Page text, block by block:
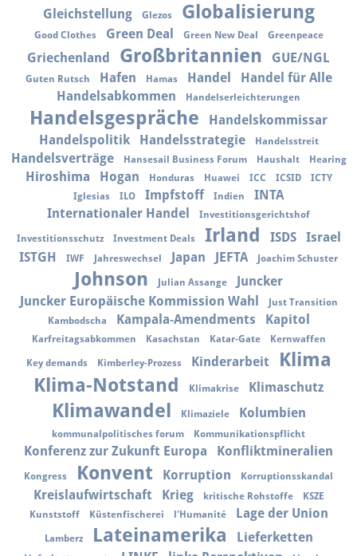
Gleichstellung
Glezos Globalisierung
Good Clothes Green Deal Green New Deal Greenpeace
Griechenland Großbritannien GUE/NGL
Guten Rutsch Hafen Hamas Handel
Handel für Alle
Handelsabkommen
Handelserleichterungen
Handelsgespräche
Handelskommissar
Handelspolitik
Handelsstrategie Handelsstreit
Handelsverträge Hansesail Business Forum Haushalt Hearing
Hiroshima Hogan Honduras Huawei ICC ICSID
ICTY
Iglesias
ILO Impfstoff Indien
INTA
Internationaler Handel
Investitionsgerichtshof
Investitionsschutz Investment Deals Irland ISDS
Israel
ISTGH
IWF Jahreswechsel Japan JEFTA Joachim Schuster
Johnson Julian Assange
Juncker
Juncker Europäische Kommission Wahl
Just Transition
Kambodscha
Kampala-Amendments Kapitol
Karfreitagsabkommen Kasachstan Katar-Gate Kernwaffen
Key demands Kimberley-Prozess Kinderarbeit
Klima
Klima-Notstand
Klimakrise Klimaschutz
Klimawandel Klimaziele Kolumbien
kommunalpolitisches forum Kommunikationspflicht
Konferenz zur Zukunft Europa Konfliktmineralien
Kongress Konvent Korruption Korruptionsskandal
Kreislaufwirtschaft Krieg kritische Rohstoffe
KSZE
Kunststoff
Küstenfischerei l'Humanité Lage der Union
Lamberz Lateinamerika Lieferketten